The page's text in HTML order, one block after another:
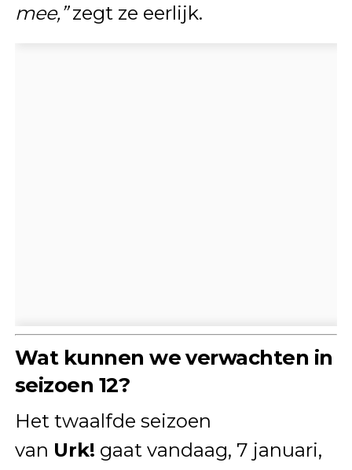
mee,”zegt ze eerlijk.
Wat kunnen we verwachten in
seizoen 12?
Het twaalfde seizoen
van Urk! gaat vandaag, 7 januari,